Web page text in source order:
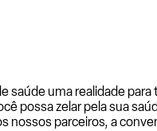
saúde uma realidade
possa zelar pela sua
nossos parceiros, a